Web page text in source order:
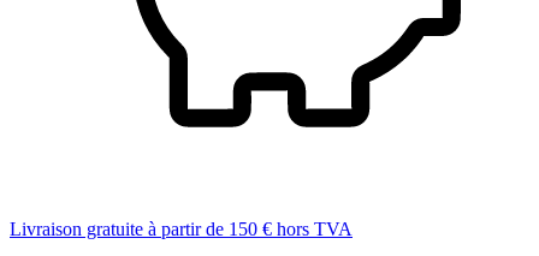
Livraison gratuite à partir de 150 € hors TVA